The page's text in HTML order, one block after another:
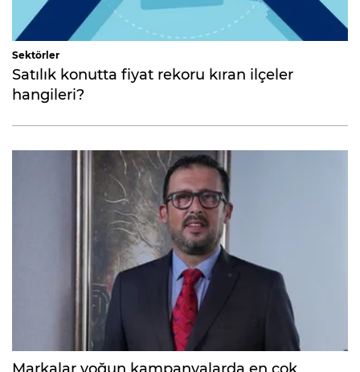
Sektörler
Satılık konutta fiyat rekoru kıran ilçeler
hangileri?
Markalar yoğun kampanyalarda en çok